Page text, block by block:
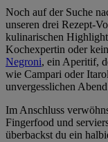
Noch auf der Suche
unseren drei Rezept-
kulinarischen
Kochexpertin oder
Negroni, ein Aperitif,
wie Campari oder
unvergesslichen
Im Anschluss
Fingerfood und
überbackst du ein